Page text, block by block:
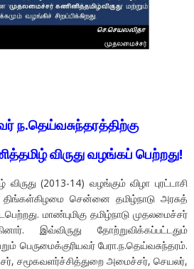
ந.தெய்வசுந்தரத்திற்கு
விருது வழங்கப் பெற்றது!
(2013-14) வழங்கும் விழா புரட்டாசி
சென்னை தமிழ்நாடு அரசுத்
மாண்புமிகு தமிழ்நாடு முதலமைச்சர்
இவ்விருது தோற்றுவிக்கப்பட்டதும்
பெருமைக்குரியவர் பேரா.ந.தெய்வசுந்தரம்.
சமூகவளர்ச்சித்துறை அமைச்சர், செயலர்,